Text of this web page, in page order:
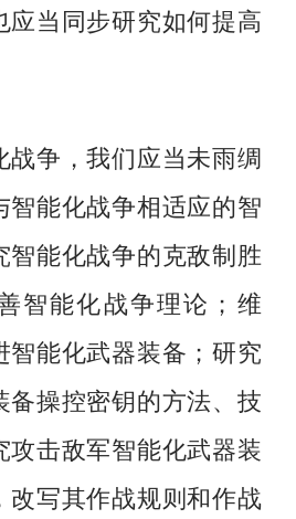
应当同步研究如何提高
争，我们应当未雨绸
智能化战争相适应的智
智能化战争的克敌制胜
智能化战争理论；维
智能化武器装备；研究
备操控密钥的方法、技
攻击敌军智能化武器装
改写其作战规则和作战